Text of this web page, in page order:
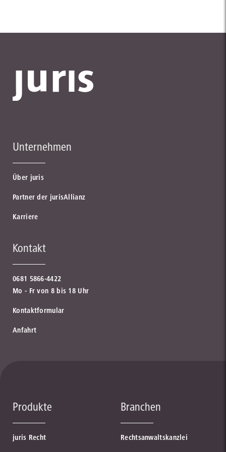
Unternehmen
Über juris
Partner der jurisAllianz
Karriere
Kontakt
0681 5866-4422
Mo - Fr von 8 bis 18 Uhr
Kontaktformular
Anfahrt
Produkte
juris Recht
Branchen
Rechtsanwaltskanzlei